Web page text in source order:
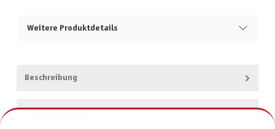
Weitere Produktdetails
Beschreibung
Produktsicherheit